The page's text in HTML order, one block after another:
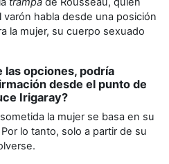
varón habla desde una posición
la mujer, su cuerpo sexuado
las opciones, podría
desde el punto de
Irigaray?
la mujer se basa en su
Por lo tanto, solo a partir de su